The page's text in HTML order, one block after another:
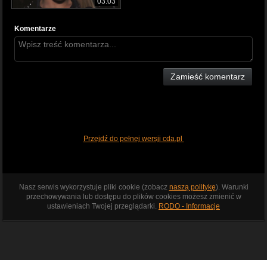
Komentarze
Zamieść komentarz
Przejdź do pełnej wersji cda.pl
Nasz serwis wykorzystuje pliki cookie (zobacz naszą politykę). Warunki
przechowywania lub dostępu do plików cookies możesz zmienić w
ustawieniach Twojej przeglądarki. RODO - Informacje